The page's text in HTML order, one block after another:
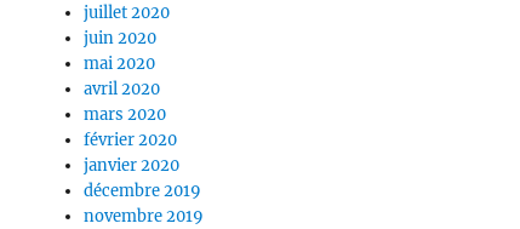
juillet 2020
juin 2020
mai 2020
avril 2020
mars 2020
février 2020
janvier 2020
décembre 2019
novembre 2019